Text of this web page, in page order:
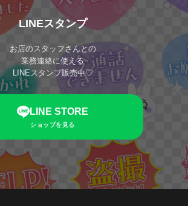
LINEスタンプ
お店のスタッフさんとの
業務連絡に使える
LINEスタンプ販売中♡
LINE STORE
ショップを見る